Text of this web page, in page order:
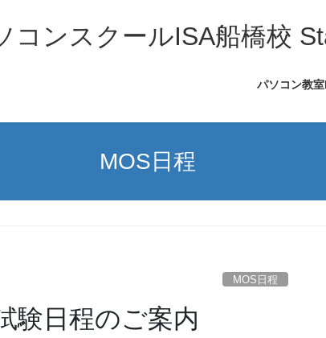
コンスクールISA船橋校
パソコン教
MOS日程
MOS日程
験日程のご案内